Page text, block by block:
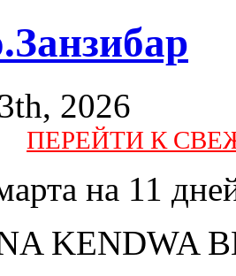
2026
ПЕРЕЙТИ К
на 11
KENDWA